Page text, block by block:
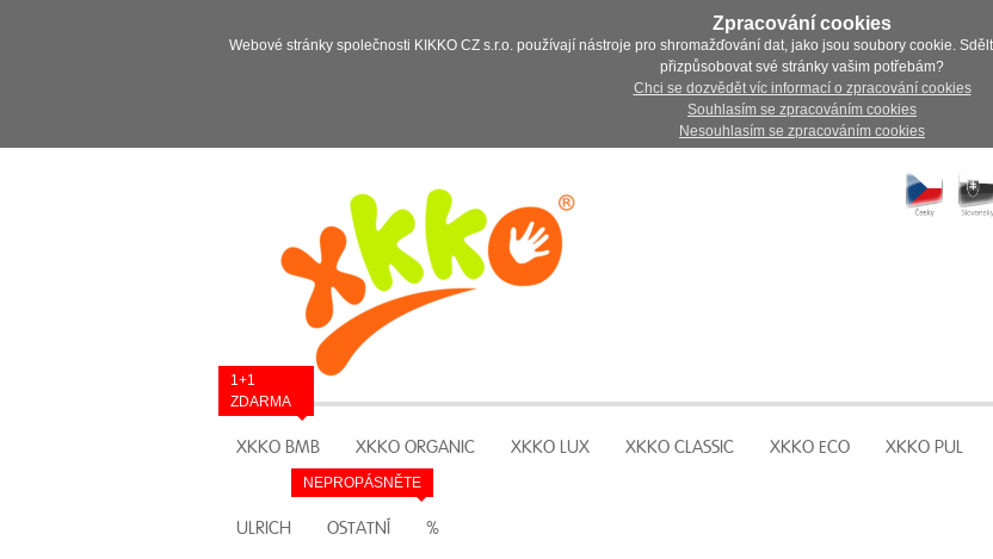
Zpracování cookies
Webové stránky společnosti KIKKO CZ s.r.o. používají nástroje pro shromažďování dat, jako jsou soubory cookie.
přizpůsobovat své stránky vašim potřebám?
Chci se dozvědět víc informací o zpracování cookies
Souhlasím se zpracováním cookies
Nesouhlasím se zpracováním cookies
XKKO BMB
1+1
ZDARMA
XKKO ORGANIC XKKO LUX XKKO CLASSIC XKKO ECO XKKO PUL
ULRICH OSTATNÍ %
NEPROPÁSNĚTE